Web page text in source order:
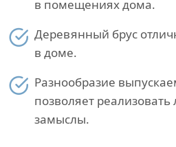
в помещениях дома.
Деревянный брус
в доме.
Разнообразие
позволяет
замыслы.